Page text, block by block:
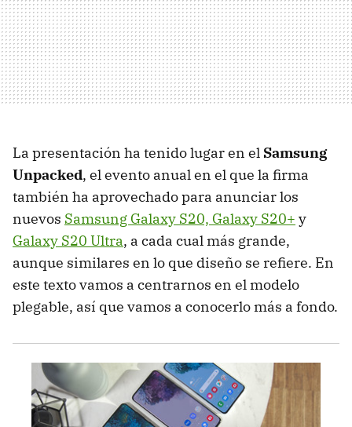
La presentación ha tenido lugar en el Samsung
Unpacked, el evento anual en el que la firma
también ha aprovechado para anunciar los
nuevos Samsung Galaxy S20, Galaxy S20+ y
Galaxy S20 Ultra, a cada cual más grande,
aunque similares en lo que diseño se refiere. En
este texto vamos a centrarnos en el modelo
plegable, así que vamos a conocerlo más a fondo.